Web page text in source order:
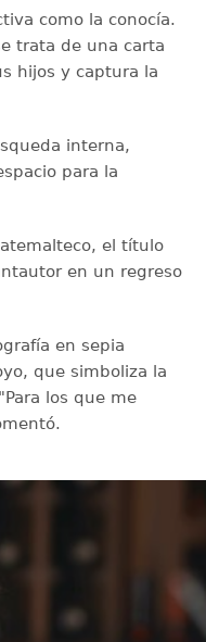
como la conocía.
trata de una carta
hijos y captura la
interna,
para la
el título
en un regreso
en sepia
que simboliza la
los que me